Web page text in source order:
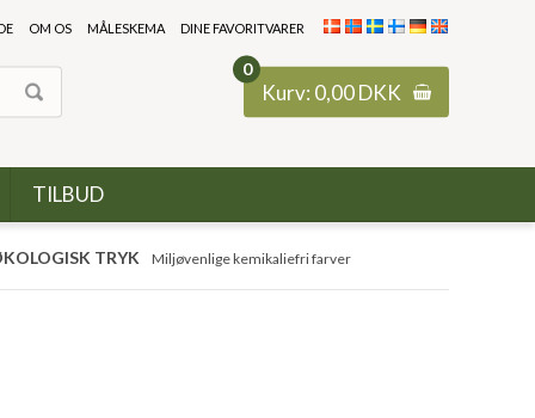
0
Kurv: 0,00DKK
OM OS MÅLESKEMA DINE FAVORITVARER
TILBUD
TRYK Miljøvenlige kemikaliefri farver